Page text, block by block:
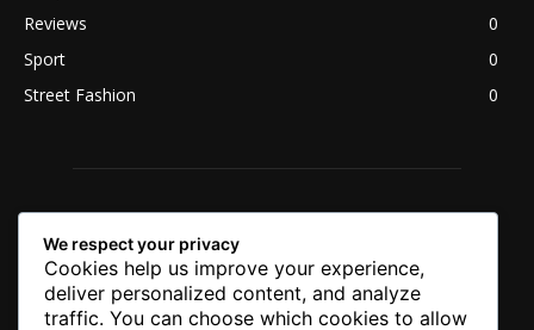
Reviews
0
Sport
0
Street Fashion
0
We respect your privacy
Cookies help us improve your experience,
deliver personalized content, and analyze
traffic. You can choose which cookies to allow